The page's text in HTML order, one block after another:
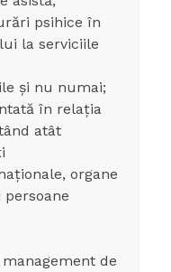
psihice în
la serviciile
și nu numai;
în relația
atât
organe
de